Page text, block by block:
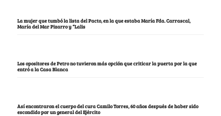
La mujer que tumbó la lista del Pacto, en la que estaba María Fda. Carrascal,
María del Mar Pizarro y “Lalis
Los opositores de Petro no tuvieron más opción que criticar la puerta por la que
entró a la Casa Blanca
Así encontraron el cuerpo del cura Camilo Torres, 60 años después de haber sido
escondido por un general del Ejército